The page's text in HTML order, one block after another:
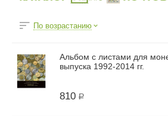
По возрастанию
Альбом с листами для
выпуска 1992-2014 гг.
810 Р